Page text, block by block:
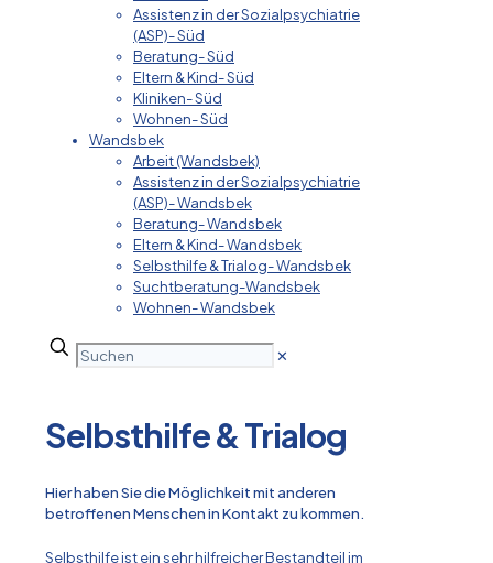
Assistenz in der Sozialpsychiatrie
(ASP)- Süd
Beratung- Süd
Eltern & Kind- Süd
Kliniken- Süd
Wohnen- Süd
Wandsbek
Arbeit (Wandsbek)
Assistenz in der Sozialpsychiatrie
(ASP)- Wandsbek
Beratung- Wandsbek
Eltern & Kind- Wandsbek
Selbsthilfe & Trialog- Wandsbek
Suchtberatung-Wandsbek
Wohnen- Wandsbek
✕
Selbsthilfe & Trialog
Hier haben Sie die Möglichkeit mit anderen
betroffenen Menschen in Kontakt zu kommen.
Selbsthilfe ist ein sehr hilfreicher Bestandteil im